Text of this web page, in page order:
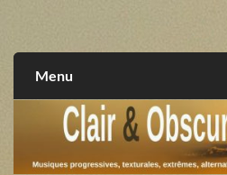
extrêmes, alternatives, texturales
Menu